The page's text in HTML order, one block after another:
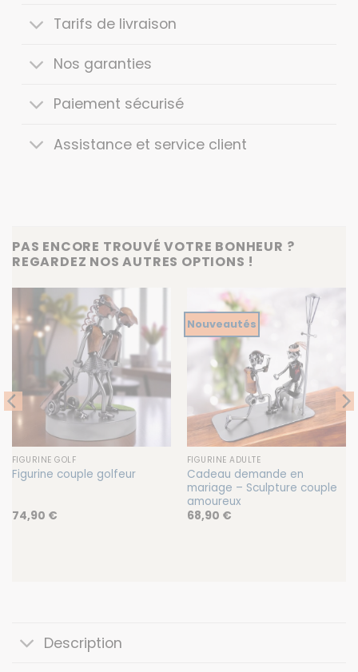
Tarifs de livraison
Nos garanties
Paiement sécurisé
Assistance et service client
PAS ENCORE TROUVÉ VOTRE BONHEUR ?
REGARDEZ NOS AUTRES OPTIONS !
FIGURINE GOLF
Figurine couple golfeur
74,90 €
Nouveautés
FIGURINE ADULTE
Cadeau demande en
mariage – Sculpture couple
amoureux
68,90 €
Description